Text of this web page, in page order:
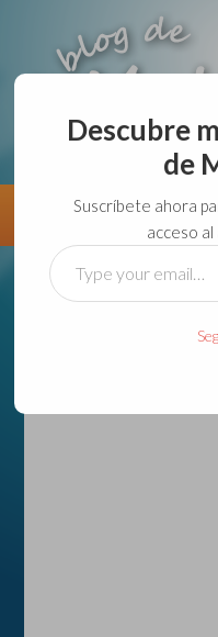
aunque lo
Información
Descubre
de
Suscríbete ahora
acceso
Type
your